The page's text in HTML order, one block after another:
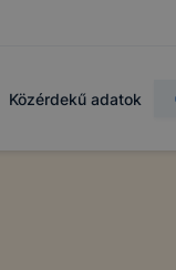
Közérdekű adatok